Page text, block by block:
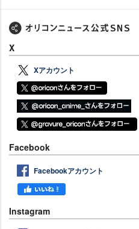
X
Xアカウント
Facebook
Facebookアカウント
Instagram